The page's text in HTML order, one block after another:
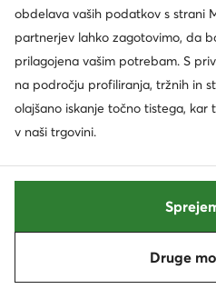
Spremenite
Spremeni
obdelava vaših podatkov s strani
partnerjev lahko zagotovimo, da
prilagojena vašim potrebam. S
na področju profiliranja, tržnih in
olajšano iskanje točno tistega,
v naši trgovini.
Druge